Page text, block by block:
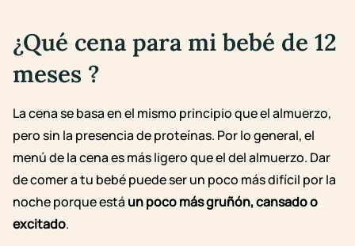
¿Qué cena para mi bebé de 12
meses ?
La cena se basa en el mismo principio que el almuerzo,
pero sin la presencia de proteínas. Por lo general, el
menú de la cena es más ligero que el del almuerzo. Dar
de comer a tu bebé puede ser un poco más difícil por la
noche porque está un poco más gruñón, cansado o
excitado.